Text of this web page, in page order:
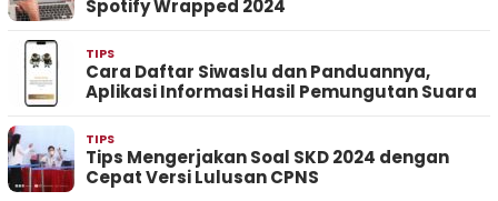
Spotify Wrapped 2024
TIPS
Cara Daftar Siwaslu dan Panduannya,
Aplikasi Informasi Hasil Pemungutan Suara
TIPS
Tips Mengerjakan Soal SKD 2024 dengan
Cepat Versi Lulusan CPNS